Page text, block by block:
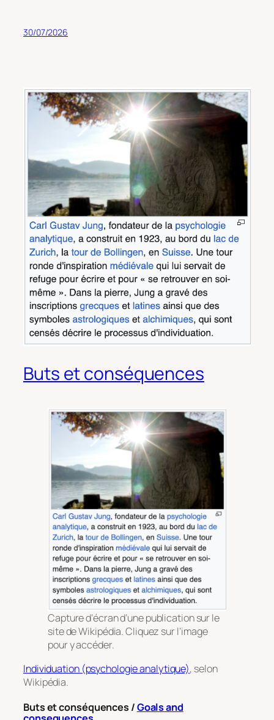
30/07/2026
Buts et conséquences
Capture d’écran d’une publication sur le
site de Wikipédia. Cliquez sur l’image
pour y accéder.
Individuation (psychologie analytique), selon
Wikipédia.
Buts et conséquences /Goals and